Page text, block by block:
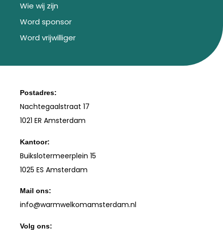
Wie wij zijn
Word sponsor
Word vrijwilliger
Postadres:
Nachtegaalstraat 17
1021 ER Amsterdam
Kantoor:
Buikslotermeerplein 15
1025 ES Amsterdam
Mail ons:
info@warmwelkomamsterdam.nl
Volg ons: